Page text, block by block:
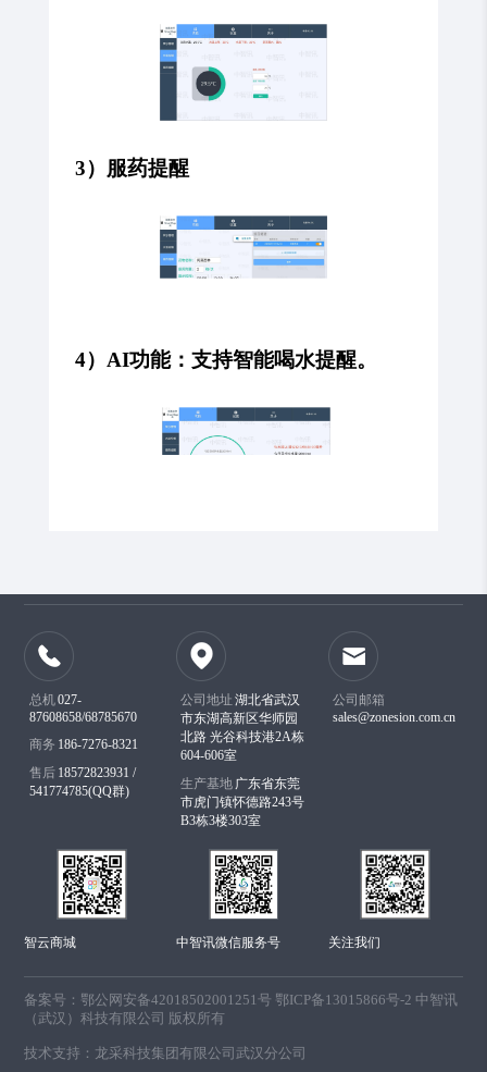
3）服药提醒
4） AI功能：支持智能喝水提醒。
总机027-
87608658/68785670
商务 186-7276-8321
售后 18572823931 /
541774785(QQ群)
公司地址 湖北省武汉
市东湖高新区华师园
北路 光谷科技港2A栋
604-606室
生产基地 广东省东莞
市虎门镇怀德路243号
B3栋3楼303室
公司邮箱
sales@zonesion.com.cn
智云商城 中智讯微信服务号 关注我们
备案号： 鄂公网安备42018502001251号 鄂ICP备13015866号-2 中智讯
（武汉）科技有限公司 版权所有
技术支持： 龙采科技集团有限公司武汉分公司